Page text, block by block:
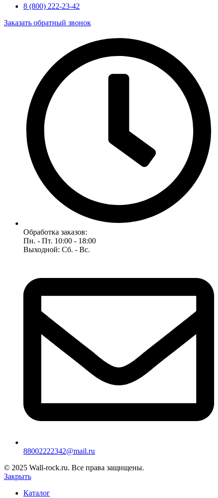
8 (800) 222-23-42
Заказать обратный звонок
Обработка заказов:
Пн. - Пт. 10:00 - 18:00
Выходной: Сб. - Вс.
88002222342@mail.ru
© 2025 Wall-rock.ru. Все права защищены.
Закрыть
Каталог